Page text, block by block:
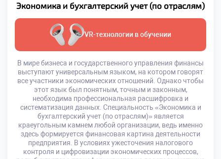
Экономика и бухгалтерский учет (по отраслям)
VR-технологии в обучении
В мире бизнеса и государственного управления финансы
выступают универсальным языком, на котором говорят
все участники экономических отношений. Однако чтобы
этот язык был понятным, точным и законным,
необходима профессиональная расшифровка и
систематизация данных. Специальность «Экономика и
бухгалтерский учет (по отраслям)» является
краеугольным камнем любой организации, ведь именно
здесь формируется финансовая картина деятельности
предприятия. В условиях ужесточения налогового
контроля и цифровизации экономических процессов,